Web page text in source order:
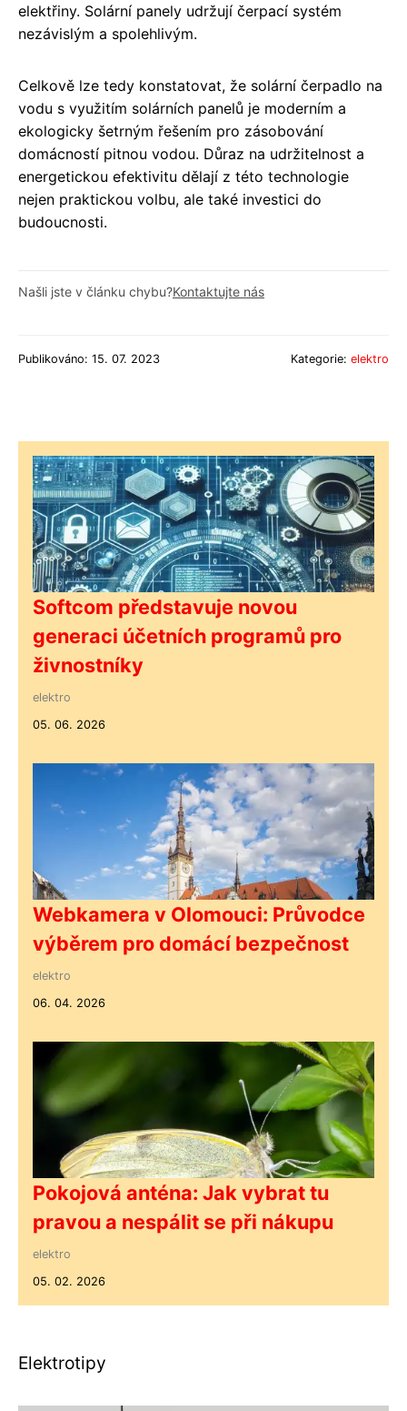
elektřiny. Solární panely udržují čerpací systém
nezávislým a spolehlivým.
Celkově lze tedy konstatovat, že solární čerpadlo na
vodu s využitím solárních panelů je moderním a
ekologicky šetrným řešením pro zásobování
domácností pitnou vodou. Důraz na udržitelnost a
energetickou efektivitu dělají z této technologie
nejen praktickou volbu, ale také investici do
budoucnosti.
Našli jste v článku chybu?Kontaktujte nás
Publikováno: 15. 07. 2023 Kategorie: elektro
Softcom představuje novou
generaci účetních programů pro
živnostníky
elektro
05. 06. 2026
Webkamera v Olomouci: Průvodce
výběrem pro domácí bezpečnost
elektro
06. 04. 2026
Pokojová anténa: Jak vybrat tu
pravou a nespálit se při nákupu
elektro
05. 02. 2026
Elektrotipy